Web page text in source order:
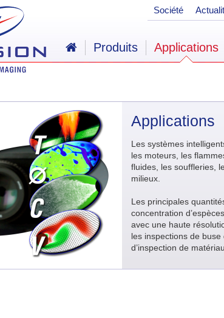
Applications
Les systèmes
les moteurs, les
fluides, les souffleries,
milieux.
Les principales
concentration
avec une haute
les inspections de
d’inspection de
Société
Produits Applications